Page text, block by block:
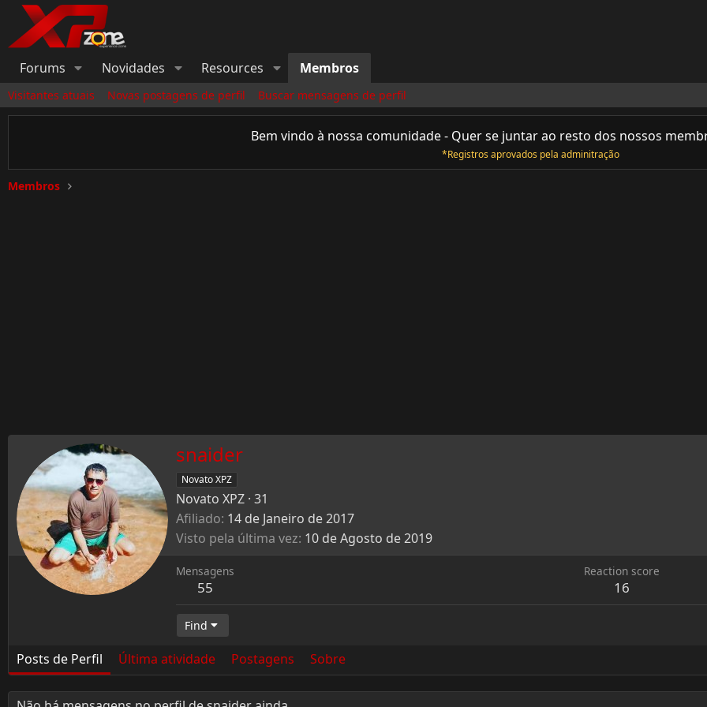
Forums Novidades Resources Membros
Visitantes atuais Novas postagens de perfil Buscar mensagens de perfil
Bem vindo à nossa comunidade - Quer se juntar ao resto dos nossos
*Registros aprovados pela adminitração
Membros
snaider
Novato XPZ
Novato XPZ · 31
Afiliado 14 de Janeiro de 2017
Visto pela última vez 10 de Agosto de 2019
Mensagens
55
Reaction score
16
Find
Posts de Perfil Última atividade Postagens Sobre